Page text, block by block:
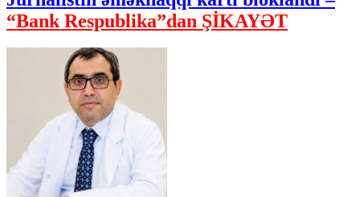
“Bank Respublika”dan ŞİKAYƏT